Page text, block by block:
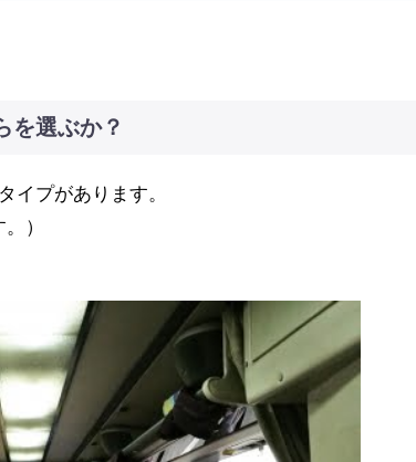
を選ぶか？
イプがあります。
）